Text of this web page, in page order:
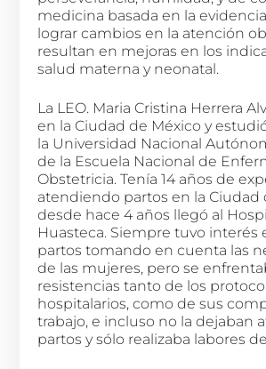
medicina basada en la
lograr cambios en la atención
resultan en mejoras en los
salud materna y neonatal.
La LEO. Maria Cristina Herrera
en la Ciudad de México y
la Universidad Nacional
de la Escuela Nacional de
Obstetricia. Tenía 14 años de
atendiendo partos en la Ciudad
desde hace 4 años llegó al
Huasteca. Siempre tuvo interés
partos tomando en cuenta las
de las mujeres, pero se
resistencias tanto de los
hospitalarios, como de sus
trabajo, e incluso no la dejaban
partos y sólo realizaba labores